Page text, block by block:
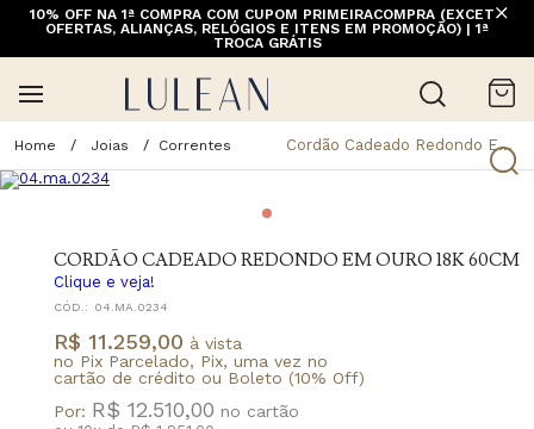
10% OFF NA 1ª COMPRA COM CUPOM PRIMEIRACOMPRA (EXCETO
OFERTAS, ALIANÇAS, RELÓGIOS E ITENS EM PROMOÇÃO) | 1ª
TROCA GRÁTIS
Joias Correntes Cordão Cadeado Redondo Em Ouro 18K 60Cm
CORDÃO CADEADO REDONDO EM OURO 18K 60CM
Clique e veja!
CÓD.: 04.MA.0234
R$ 11.259,00 à vista
no Pix Parcelado, Pix, uma vez no
cartão de crédito ou Boleto (10% Off)
Por: R$ 12.510,00